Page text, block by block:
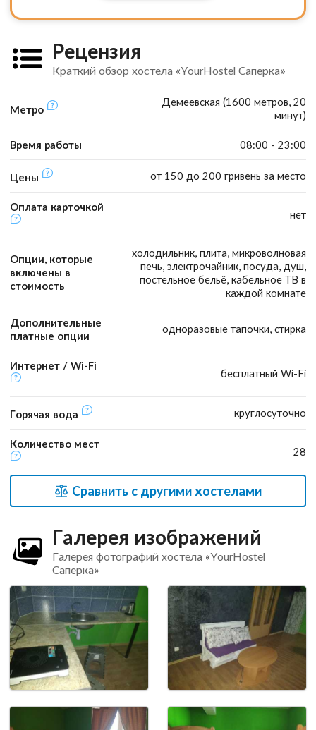
Рецензия
Краткий обзор хостела «YourHostel Саперка»
Метро
Демеевская (1600 метров, 20
минут)
Время работы 08:00 - 23:00
Цены от 150 до 200 гривень за место
Оплата карточкой
нет
Опции, которые
включены в
стоимость
холодильник, плита, микроволновая
печь, электрочайник, посуда, душ,
постельное бельё, кабельное ТВ в
каждой комнате
Дополнительные
платные опции
одноразовые тапочки, стирка
Интернет / Wi-Fi
бесплатный Wi-Fi
Горячая вода круглосуточно
Количество мест
28
Сравнить с другими хостелами
Галерея изображений
Галерея фотографий хостела «YourHostel
Саперка»